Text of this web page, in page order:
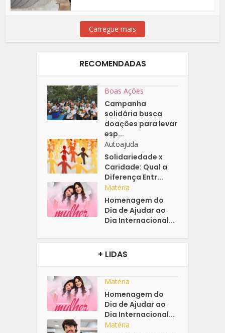
Carregue mais
RECOMENDADAS
Boas Ações
Campanha
solidária busca
doações para levar
esp...
Autoajuda
Solidariedade x
Caridade: Qual a
Diferença Entr...
Matéria
Homenagem do
Dia de Ajudar ao
Dia Internacional...
+ LIDAS
Matéria
Homenagem do
Dia de Ajudar ao
Dia Internacional...
Matéria